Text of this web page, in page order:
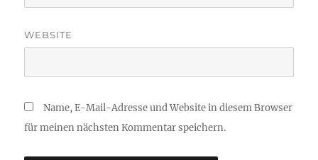
WEBSITE
Name, E-Mail-Adresse und Website in diesem Browser
für meinen nächsten Kommentar speichern.